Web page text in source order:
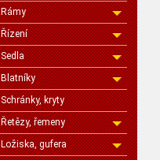
Rámy
Řízení
Sedla
Blatníky
Schránky, kryty
Řetězy, řemeny
Ložiska, gufera